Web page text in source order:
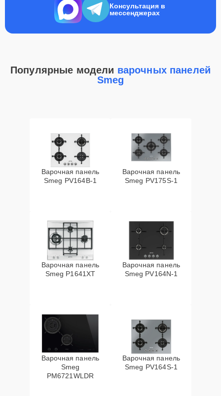
Консультация в
мессенджерах
Популярные модели варочных панелей
Smeg
Варочная панель
Smeg PV164B-1
Варочная панель
Smeg PV175S-1
Варочная панель
Smeg P1641XT
Варочная панель
Smeg PV164N-1
Варочная панель
Smeg
PM6721WLDR
Варочная панель
Smeg PV164S-1